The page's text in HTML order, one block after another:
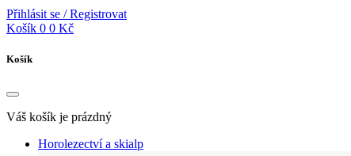
Přihlásit se / Registrovat
Košík 0 0 Kč
Košík
Váš košík je prázdný
Horolezectví a skialp